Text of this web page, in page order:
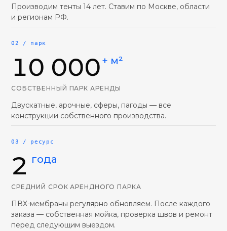
Производим тенты 14 лет. Ставим по Москве, области
и регионам РФ.
02 / парк
10 000 + м²
СОБСТВЕННЫЙ ПАРК АРЕНДЫ
Двускатные, арочные, сферы, пагоды — все
конструкции собственного производства.
03 / ресурс
2 года
СРЕДНИЙ СРОК АРЕНДНОГО ПАРКА
ПВХ-мембраны регулярно обновляем. После каждого
заказа — собственная мойка, проверка швов и ремонт
перед следующим выездом.